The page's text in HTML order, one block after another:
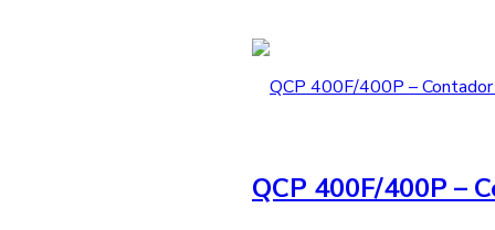
QCP 400F/400P –